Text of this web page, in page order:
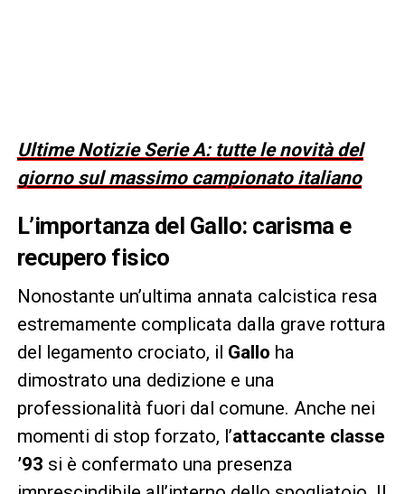
Ultime Notizie Serie A: tutte le novità del
giorno sul massimo campionato italiano
L’importanza del Gallo: carisma e
recupero fisico
Nonostante un’ultima annata calcistica resa
estremamente complicata dalla grave rottura
del legamento crociato, il Gallo ha
dimostrato una dedizione e una
professionalità fuori dal comune. Anche nei
momenti di stop forzato, l’attaccante classe
’93 si è confermato una presenza